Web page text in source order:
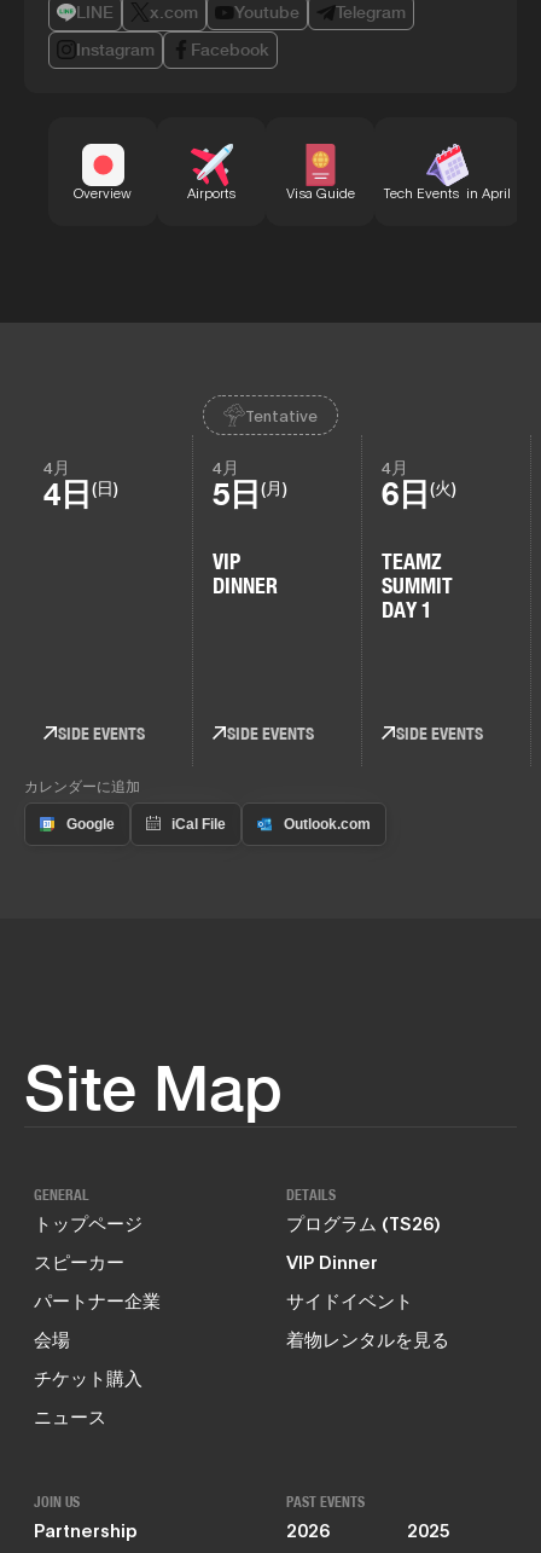
LINE x.com Youtube
Telegram
Instagram
Facebook
Overview Airports Visa Guide Tech Events in April
Tentative
4月
4日 (日)
SIDE EVENTS
4月
5日 (月)
VIP
DINNER
SIDE EVENTS
4月
6日 (火)
TEAMZ
SUMMIT
DAY 1
SIDE EVENTS
カレンダーに追加
Site Map
GENERAL
トップページ
スピーカー
パートナー企業
会場
チケット購入
ニュース
DETAILS
プログラム (TS26)
VIP Dinner
サイドイベント
着物レンタルを見る
JOIN US
Partnership
PAST EVENTS
2026
2025